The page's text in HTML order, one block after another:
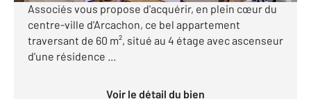
Associés vous propose d'acquérir, en plein cœur du
centre-ville d'Arcachon, ce bel appartement
traversant de 60 m², situé au 4 étage avec ascenseur
d'une résidence ...
Voir le détail du bien